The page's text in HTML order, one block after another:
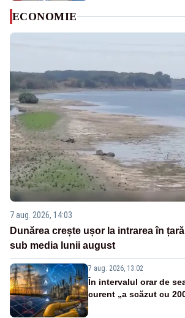
ECONOMIE
7 aug. 2026, 14:03
Dunărea crește ușor la intrarea în
sub media lunii august
7 aug. 2026, 13:02
În intervalul orar de
curent „a scăzut cu